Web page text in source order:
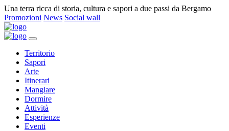
Una terra ricca di storia, cultura e sapori a due passi da Bergamo
Promozioni News Social wall
Territorio
Sapori
Arte
Itinerari
Mangiare
Dormire
Attività
Esperienze
Eventi